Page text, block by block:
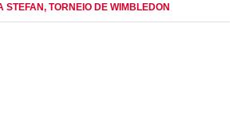
STEFAN, TORNEIO DE WIMBLEDON